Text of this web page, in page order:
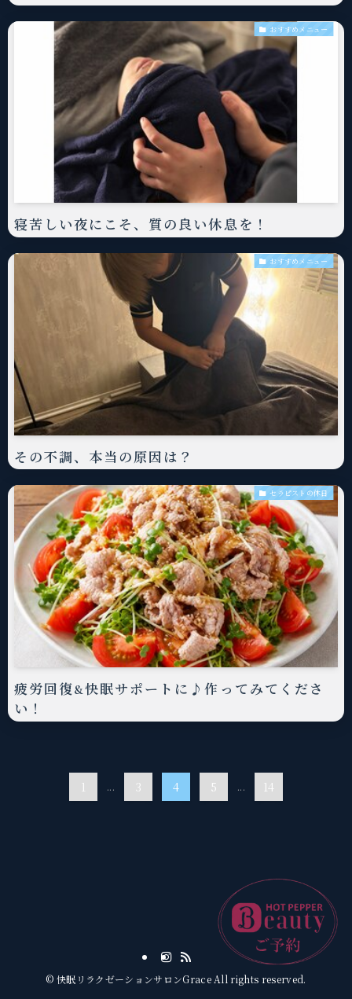
おすすめメニュー
寝苦しい夜にこそ、質の良い休息を！
おすすめメニュー
その不調、本当の原因は？
セラピストの休日
疲労回復&快眠サポートに♪作ってみてくださ
い！
1 ... 3 4 5 ... 14
© 快眠リラクゼーションサロンGrace All rights reserved.